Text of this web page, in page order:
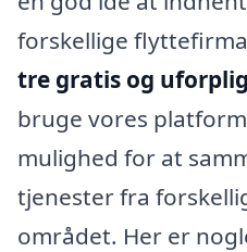
forskellige
tre gratis og
bruge vores
mulighed for at
tjenester fra
området. Her er